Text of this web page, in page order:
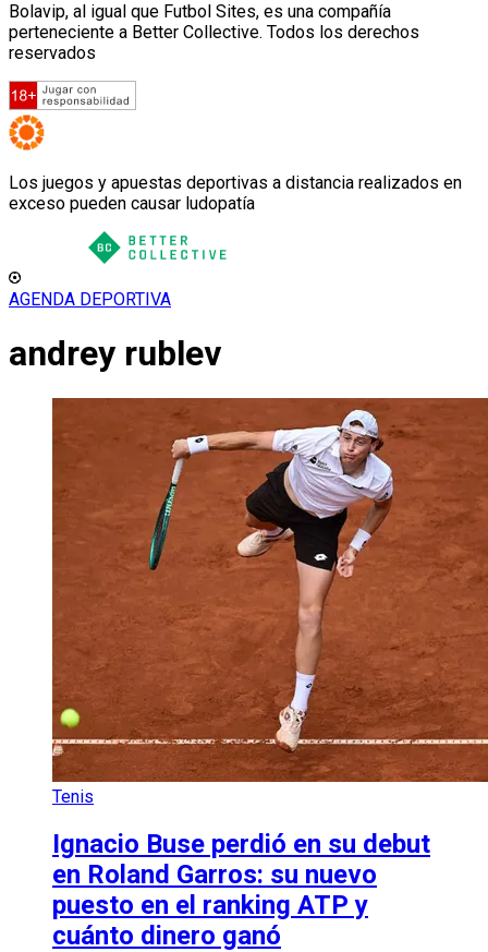
Bolavip, al igual que Futbol Sites, es una compañía
perteneciente a Better Collective. Todos los derechos
reservados
Los juegos y apuestas deportivas a distancia realizados en
exceso pueden causar ludopatía
AGENDA DEPORTIVA
andrey rublev
Tenis
Ignacio Buse perdió en su debut
en Roland Garros: su nuevo
puesto en el ranking ATP y
cuánto dinero ganó